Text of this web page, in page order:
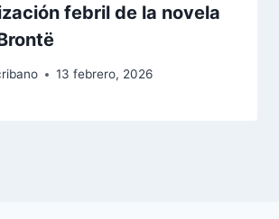
febril de la novela
13 febrero, 2026